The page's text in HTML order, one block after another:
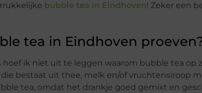
bubble tea in Eindhoven! Zeker een
tea in Eindhoven
ik niet uit te leggen waarom bubble tea op
bestaat uit thee, melk en/of vruchtensiroop
tea, omdat het drankje goed gemixt en